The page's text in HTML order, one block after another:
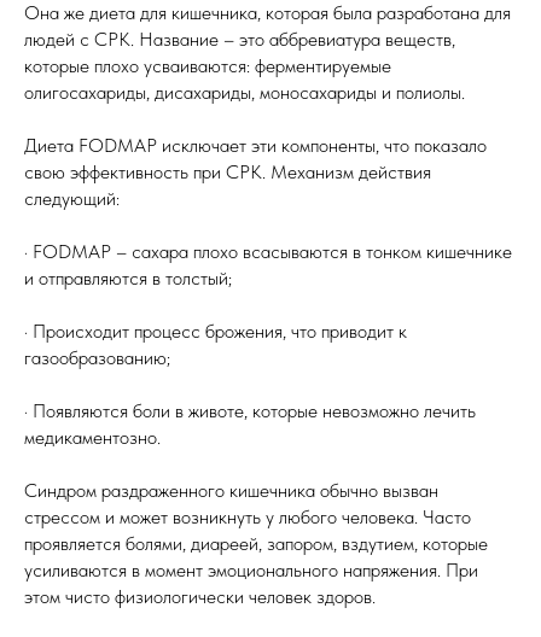
Она же диета для кишечника, которая была разработана для
людей с СРК. Название – это аббревиатура веществ,
которые плохо усваиваются: ферментируемые
олигосахариды, дисахариды, моносахариды и полиолы.
Диета FODMAP исключает эти компоненты, что показало
свою эффективность при СРК. Механизм действия
следующий:
· FODMAP – сахара плохо всасываются в тонком кишечнике
и отправляются в толстый;
· Происходит процесс брожения, что приводит к
газообразованию;
· Появляются боли в животе, которые невозможно лечить
медикаментозно.
Синдром раздраженного кишечника обычно вызван
стрессом и может возникнуть у любого человека. Часто
проявляется болями, диареей, запором, вздутием, которые
усиливаются в момент эмоционального напряжения. При
этом чисто физиологически человек здоров.